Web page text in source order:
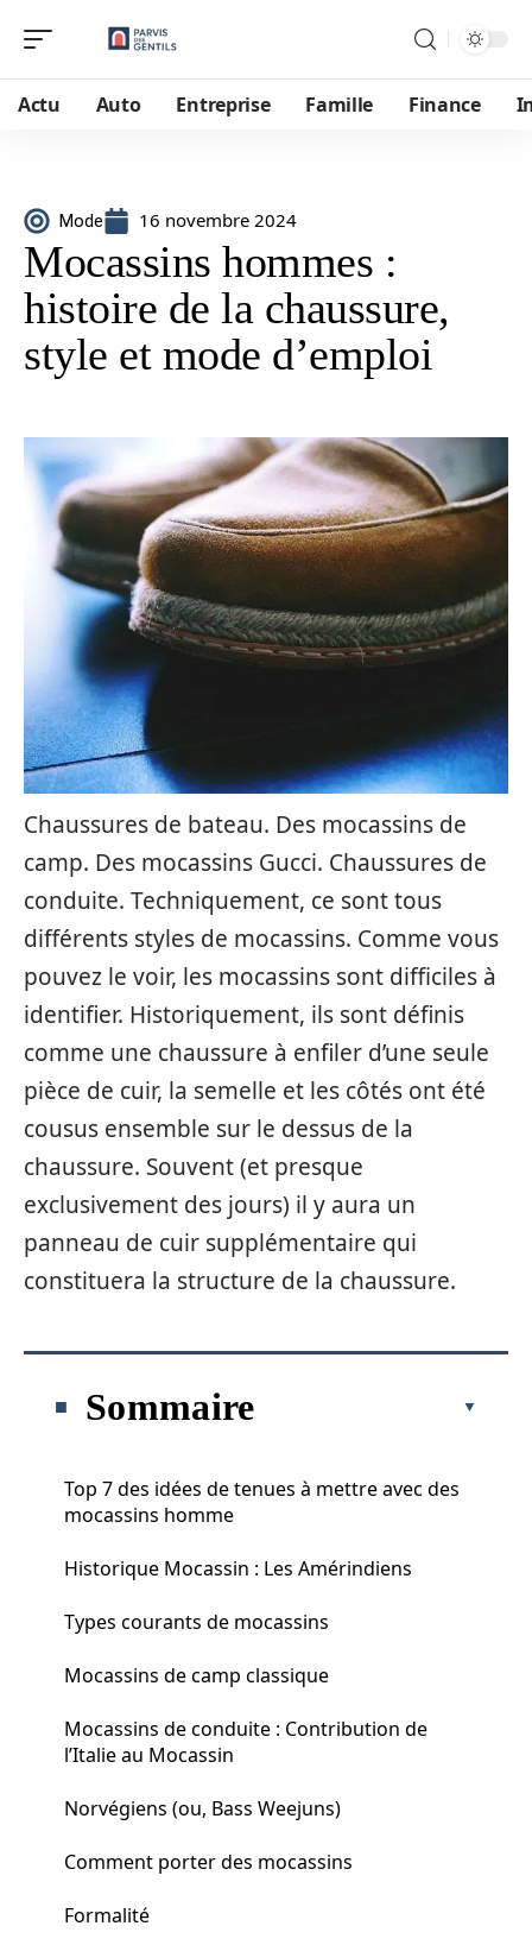
Actu Auto Entreprise Famille Finance
Mode 16 novembre 2024
Mocassins hommes :
histoire de la chaussure,
style et mode d’emploi
Chaussures de bateau. Des mocassins de
camp. Des mocassins Gucci. Chaussures de
conduite. Techniquement, ce sont tous
différents styles de mocassins. Comme vous
pouvez le voir, les mocassins sont difficiles à
identifier. Historiquement, ils sont définis
comme une chaussure à enfiler d’une seule
pièce de cuir, la semelle et les côtés ont été
cousus ensemble sur le dessus de la
chaussure. Souvent (et presque
exclusivement des jours) il y aura un
panneau de cuir supplémentaire qui
constituera la structure de la chaussure.
Sommaire
Top 7 des idées de tenues à mettre avec des
mocassins homme
Historique Mocassin : Les Amérindiens
Types courants de mocassins
Mocassins de camp classique
Mocassins de conduite : Contribution de
l’Italie au Mocassin
Norvégiens (ou, Bass Weejuns)
Comment porter des mocassins
Formalité